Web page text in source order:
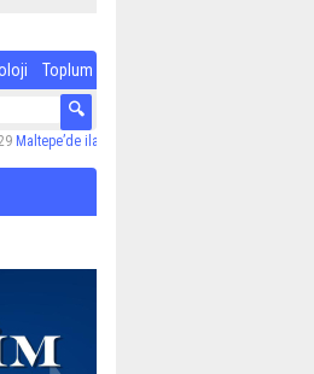
Toplum
ilaçlama çalışmaları sürüyor